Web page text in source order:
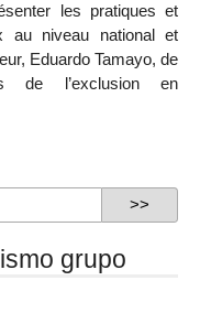
les pratiques et
au niveau national et
Eduardo Tamayo, de
de l’exclusion en
grupo